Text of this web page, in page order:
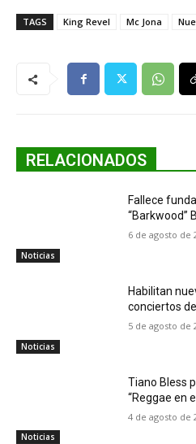
TAGS King Revel Mc Jona
RELACIONADOS
Noticias
Fallece
“Barkwood”
6 de agosto de
Noticias
Habilitan
conciertos
5 de agosto de
Noticias
Tiano Bless
“Reggae en
4 de agosto de